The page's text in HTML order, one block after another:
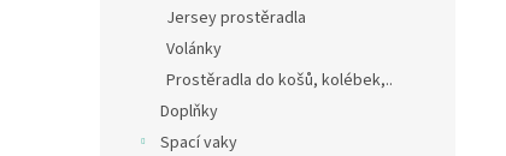
Jersey prostěradla
Volánky
Prostěradla do košů, kolébek,..
Doplňky
Spací vaky